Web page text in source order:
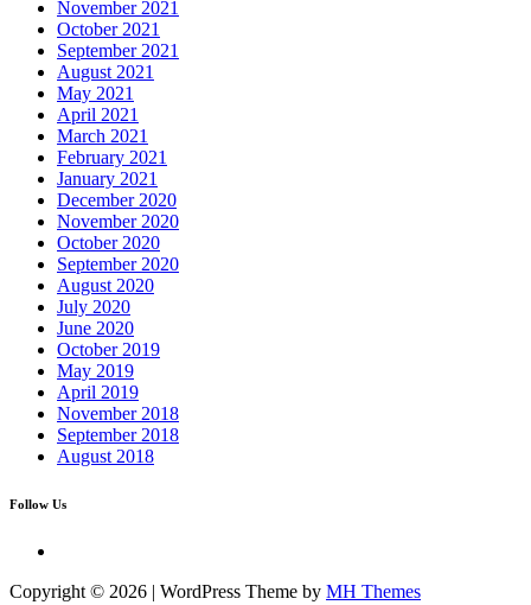
November 2021
October 2021
September 2021
August 2021
May 2021
April 2021
March 2021
February 2021
January 2021
December 2020
November 2020
October 2020
September 2020
August 2020
July 2020
June 2020
October 2019
May 2019
April 2019
November 2018
September 2018
August 2018
Follow Us
Copyright © 2026 | WordPress Theme by MH Themes